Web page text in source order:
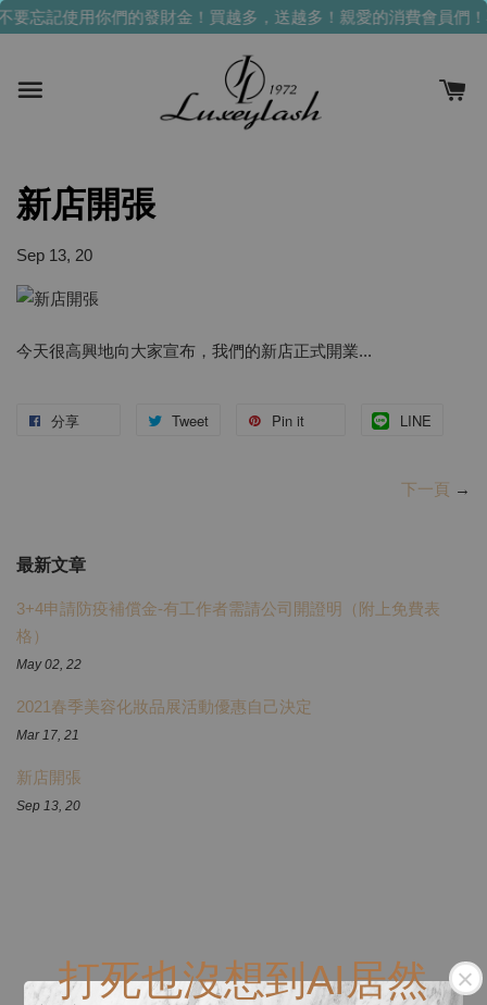
要忘記使用你們的發財金！買越多，送越多！ 親愛的消費會員們
打死也沒想到AI居然
新店開張
Sep 13, 20
今天很高興地向大家宣布，我們的新店正式開業...
分享 Tweet Pin it LINE
下一頁 →
最新文章
3+4申請防疫補償金-有工作者需請公司開證明（附上免費表
格）
May 02, 22
2021春季美容化妝品展活動優惠自己決定
Mar 17, 21
新店開張
Sep 13, 20